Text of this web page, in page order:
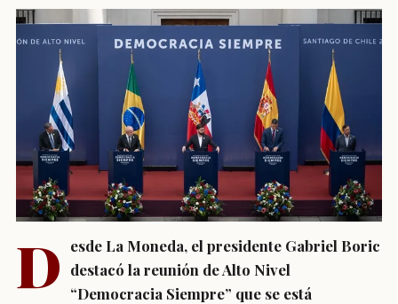
D esde La Moneda, el presidente Gabriel Boric
destacó la reunión de Alto Nivel
“Democracia Siempre” que se está